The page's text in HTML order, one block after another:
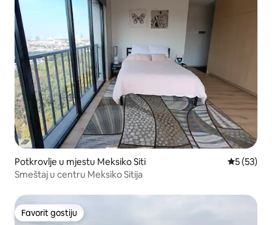
Potkrovlje u mjestu Meksiko Siti prosječna
5 (53)
Smeštaj u centru Meksiko Sitija
Favorit gostiju
Favorit gostiju